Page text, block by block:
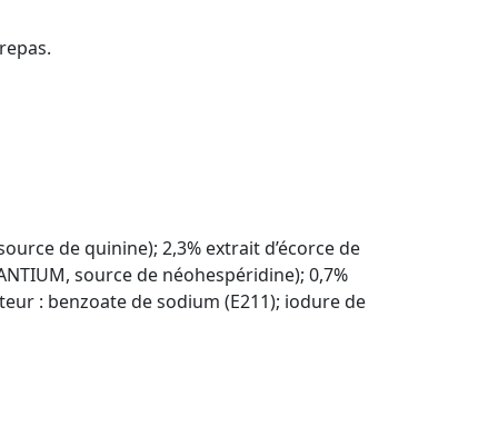
de quinine); 2,3% extrait d’écorce de
source de néohespéridine); 0,7%
: benzoate de sodium (E211); iodure de